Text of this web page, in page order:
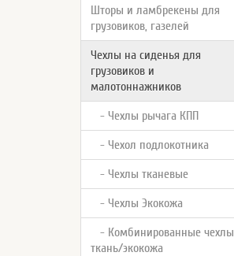
Шторы и ламбрекены для
грузовиков, газелей
Чехлы на сиденья для
грузовиков и
малотоннажников
- Чехлы рычага КПП
- Чехол подлокотника
- Чехлы тканевые
- Чехлы Экокожа
- Комбинированные чехлы
ткань/экокожа